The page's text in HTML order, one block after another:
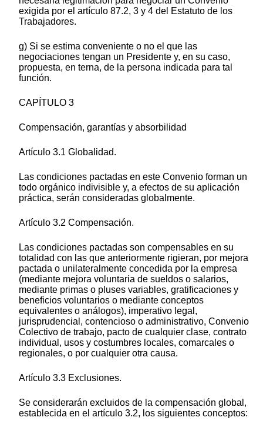
exigida por el artículo 87.2, 3 y 4 del Estatuto de los
Trabajadores.
g) Si se estima conveniente o no el que las
negociaciones tengan un Presidente y, en su caso,
propuesta, en terna, de la persona indicada para tal
función.
CAPÍTULO 3
Compensación, garantías y absorbilidad
Artículo 3.1 Globalidad.
Las condiciones pactadas en este Convenio forman un
todo orgánico indivisible y, a efectos de su aplicación
práctica, serán consideradas globalmente.
Artículo 3.2 Compensación.
Las condiciones pactadas son compensables en su
totalidad con las que anteriormente rigieran, por mejora
pactada o unilateralmente concedida por la empresa
(mediante mejora voluntaria de sueldos o salarios,
mediante primas o pluses variables, gratificaciones y
beneficios voluntarios o mediante conceptos
equivalentes o análogos), imperativo legal,
jurisprudencial, contencioso o administrativo, Convenio
Colectivo de trabajo, pacto de cualquier clase, contrato
individual, usos y costumbres locales, comarcales o
regionales, o por cualquier otra causa.
Artículo 3.3 Exclusiones.
Se considerarán excluidos de la compensación global,
establecida en el artículo 3.2, los siguientes conceptos: